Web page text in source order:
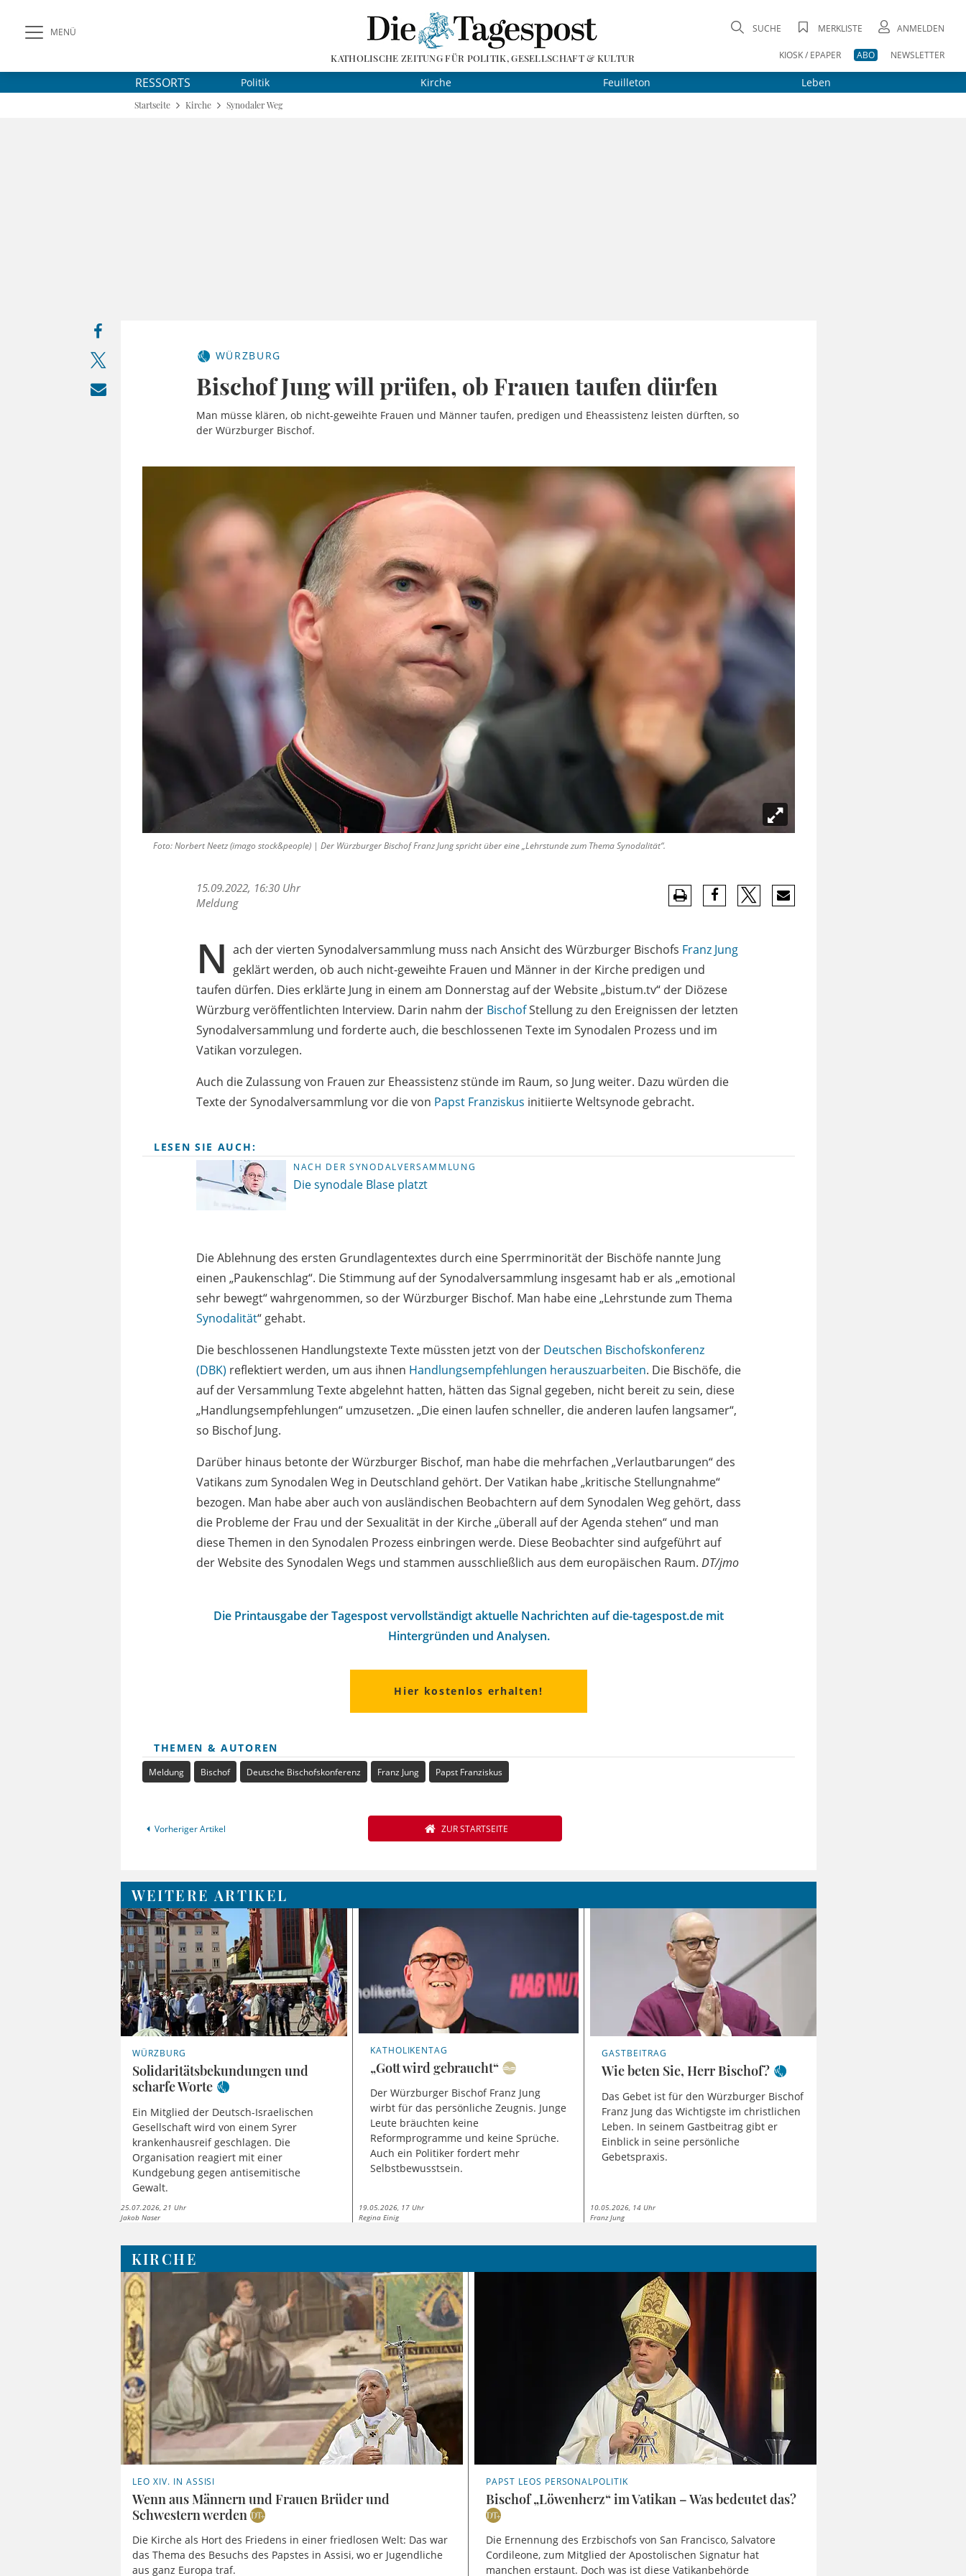
MENÜ
KATHOLISCHE ZEITUNG FÜR POLITIK, GESELLSCHAFT & KULTUR
SUCHE MERKLISTE ANMELDEN
KIOSK / EPAPER ABO NEWSLETTER
RESSORTS Politik Kirche Feuilleton Leben
Startseite Kirche Synodaler Weg
WÜRZBURG
Bischof Jung will prüfen, ob Frauen taufen dürfen
Man müsse klären, ob nicht-geweihte Frauen und Männer taufen, predigen und Eheassistenz leisten dürften, so
der Würzburger Bischof.
Foto: Norbert Neetz (imago stock&people) | Der Würzburger Bischof Franz Jung spricht über eine „Lehrstunde zum Thema Synodalität“.
15.09.2022, 16:30 Uhr
Meldung
N ach der vierten Synodalversammlung muss nach Ansicht des Würzburger Bischofs Franz Jung
geklärt werden, ob auch nicht-geweihte Frauen und Männer in der Kirche predigen und
taufen dürfen. Dies erklärte Jung in einem am Donnerstag auf der Website „bistum.tv“ der Diözese
Würzburg veröffentlichten Interview. Darin nahm der BischofStellung zu den Ereignissen der letzten
Synodalversammlung und forderte auch, die beschlossenen Texte im Synodalen Prozess und im
Vatikan vorzulegen.
Auch die Zulassung von Frauen zur Eheassistenz stünde im Raum, so Jung weiter. Dazu würden die
Texte der Synodalversammlung vor die von Papst Franziskus initiierte Weltsynode gebracht.
LESEN SIE AUCH:
NACH DER SYNODALVERSAMMLUNG
Die synodale Blase platzt
Die Ablehnung des ersten Grundlagentextes durch eine Sperrminorität der Bischöfe nannte Jung
einen „Paukenschlag“. Die Stimmung auf der Synodalversammlung insgesamt hab er als „emotional
sehr bewegt“ wahrgenommen, so der Würzburger Bischof. Man habe eine „Lehrstunde zum Thema
Synodalität“ gehabt.
Die beschlossenen Handlungstexte Texte müssten jetzt von der Deutschen Bischofskonferenz
(DBK) reflektiert werden, um aus ihnen Handlungsempfehlungen herauszuarbeiten. Die Bischöfe, die
auf der Versammlung Texte abgelehnt hatten, hätten das Signal gegeben, nicht bereit zu sein, diese
„Handlungsempfehlungen“ umzusetzen. „Die einen laufen schneller, die anderen laufen langsamer“,
so Bischof Jung.
Darüber hinaus betonte der Würzburger Bischof, man habe die mehrfachen „Verlautbarungen“ des
Vatikans zum Synodalen Weg in Deutschland gehört. Der Vatikan habe „kritische Stellungnahme“
bezogen. Man habe aber auch von ausländischen Beobachtern auf dem Synodalen Weg gehört, dass
die Probleme der Frau und der Sexualität in der Kirche „überall auf der Agenda stehen“ und man
diese Themen in den Synodalen Prozess einbringen werde. Diese Beobachter sind aufgeführt auf
der Website des Synodalen Wegs und stammen ausschließlich aus dem europäischen Raum. DT/jmo
Die Printausgabe der Tagespost vervollständigt aktuelle Nachrichten auf die-tagespost.de mit
Hintergründen und Analysen.
Hier kostenlos erhalten!
THEMEN & AUTOREN
Meldung Bischof Deutsche Bischofskonferenz Franz Jung Papst Franziskus
Vorheriger Artikel ZUR STARTSEITE
WEITERE ARTIKEL
WÜRZBURG
Solidaritätsbekundungen und
scharfe Worte
Ein Mitglied der Deutsch-Israelischen
Gesellschaft wird von einem Syrer
krankenhausreif geschlagen. Die
Organisation reagiert mit einer
Kundgebung gegen antisemitische
Gewalt.
25.07.2026, 21 Uhr
Jakob Naser
KATHOLIKENTAG
„Gott wird gebraucht“
Der Würzburger Bischof Franz Jung
wirbt für das persönliche Zeugnis. Junge
Leute bräuchten keine
Reformprogramme und keine Sprüche.
Auch ein Politiker fordert mehr
Selbstbewusstsein.
19.05.2026, 17 Uhr
Regina Einig
GASTBEITRAG
Wie beten Sie, Herr Bischof?
Das Gebet ist für den Würzburger Bischof
Franz Jung das Wichtigste im christlichen
Leben. In seinem Gastbeitrag gibt er
Einblick in seine persönliche
Gebetspraxis.
10.05.2026, 14 Uhr
Franz Jung
KIRCHE
LEO XIV. IN ASSISI
Wenn aus Männern und Frauen Brüder und
Schwestern werden
Die Kirche als Hort des Friedens in einer friedlosen Welt: Das war
das Thema des Besuchs des Papstes in Assisi, wo er Jugendliche
aus ganz Europa traf.
PAPST LEOS PERSONALPOLITIK
Bischof „Löwenherz“ im Vatikan – Was bedeutet das?
Die Ernennung des Erzbischofs von San Francisco, Salvatore
Cordileone, zum Mitglied der Apostolischen Signatur hat
manchen erstaunt. Doch was ist diese Vatikanbehörde